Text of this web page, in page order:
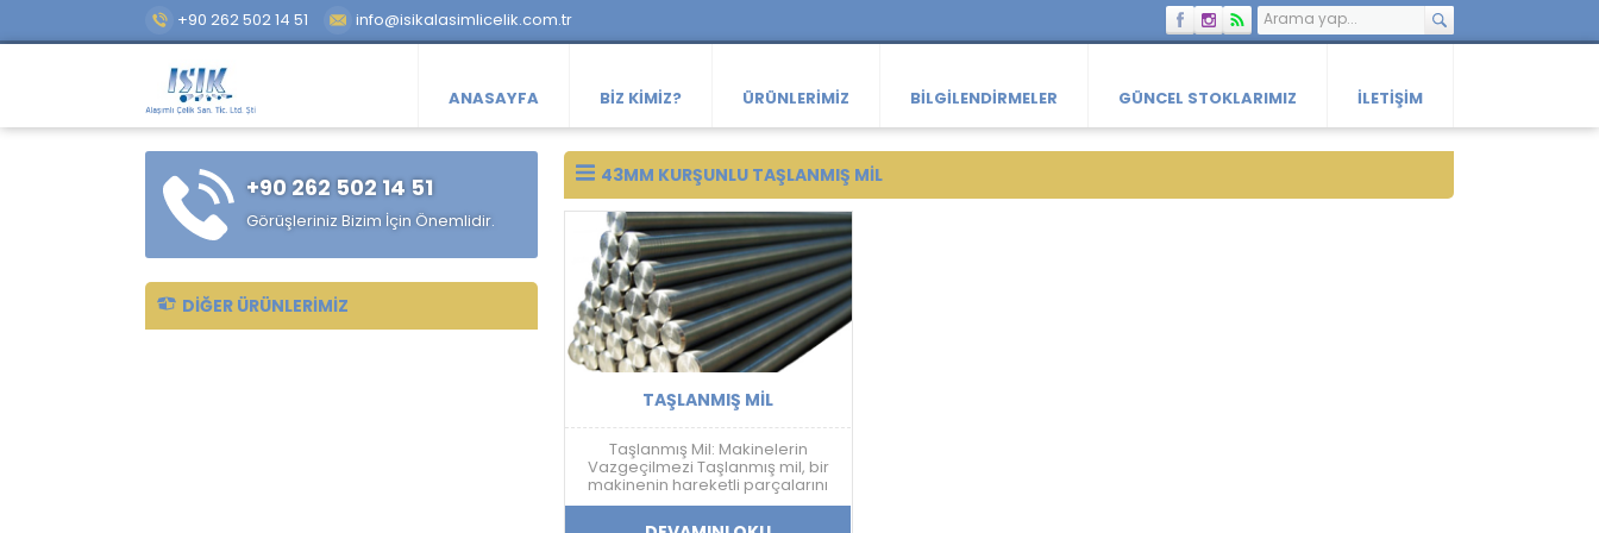
+90 262 502 14 51 info@isikalasimlicelik.com.tr
ANASAYFA BIZ KIMIZ? ÜRÜNLERIMIZ BILGILENDIRMELER GÜNCEL STOKLARIMIZ İLETIŞIM
43MM KURŞUNLU TAŞLANMIŞ MIL
TAŞLANMIŞ MIL
Taşlanmış Mil: Makinelerin
Vazgeçilmezi Taşlanmış mil, bir
makinenin hareketli parçalarını
birbirine bağlayan, aşınmaya ve
yıpranmaya dayanıklı bir
+90 262 502 14 51
Görüşleriniz Bizim İçin Önemlidir.
DIĞER ÜRÜNLERIMIZ